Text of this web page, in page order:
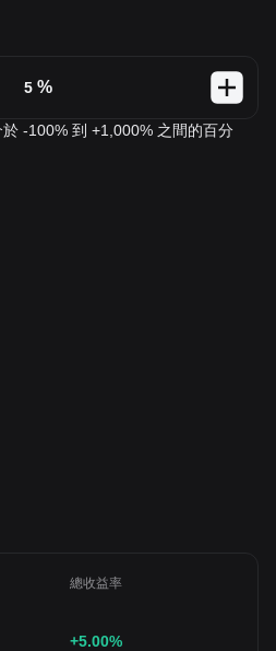
%
-100% 到 +1,000% 之間的百分
總收益率
+5.00%